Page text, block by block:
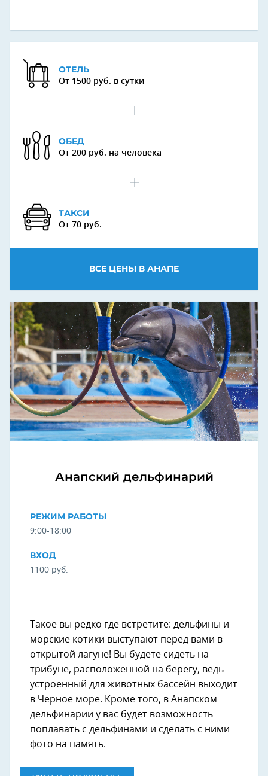
ОТЕЛЬ
От 1500 руб. в сутки
ОБЕД
От 200 руб. на человека
ТАКСИ
От 70 руб.
ВСЕ ЦЕНЫ В АНАПЕ
Анапский дельфинарий
РЕЖИМ РАБОТЫ
9:00-18:00
ВХОД
1100 руб.
Такое вы редко где встретите: дельфины и
морские котики выступают перед вами в
открытой лагуне! Вы будете сидеть на
трибуне, расположенной на берегу, ведь
устроенный для животных бассейн выходит
в Черное море. Кроме того, в Анапском
дельфинарии у вас будет возможность
поплавать с дельфинами и сделать с ними
фото на память.